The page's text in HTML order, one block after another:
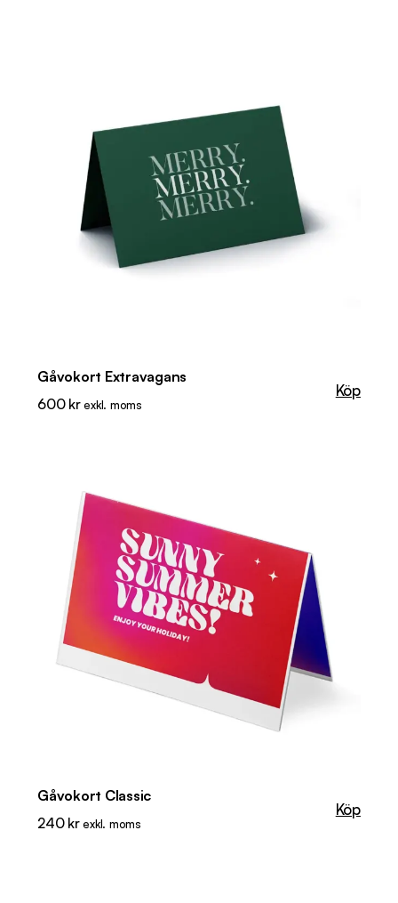
Gåvokort Extravagans
600 kr exkl. moms
Köp
Gåvokort Classic
240 kr exkl. moms
Köp